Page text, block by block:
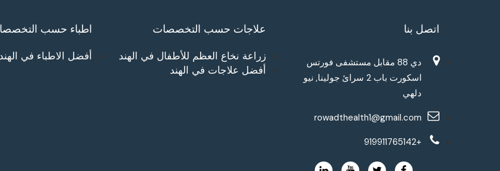
اتصل بنا
دي 88 مقابل مستشفى فورتس
اسكورت باب 2 سرائ جولينا, نيو
دلهي
rowadthealth1@gmail.com
+919911765142
علاجات حسب التخصصات
زراعة نخاع العظم للأطفال في الهند
أفضل علاجات في الهند
اطباء حسب
أفضل الاطباء في الهند